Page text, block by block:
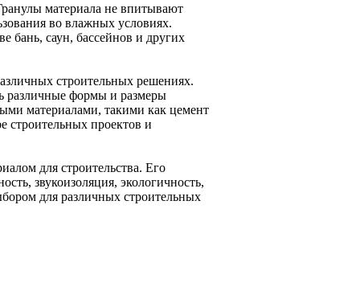
материала не впитывают
во влажных условиях.
бань, саун, бассейнов и других
строительных решениях.
различные формы и размеры
материалами, такими как цемент
строительных проектов и
для строительства. Его
звукоизоляция, экологичность,
для различных строительных